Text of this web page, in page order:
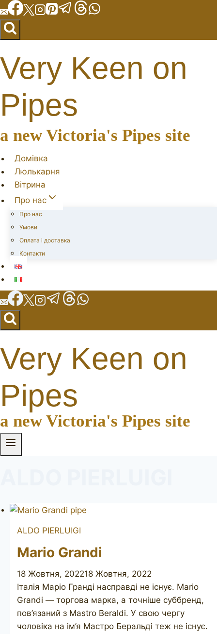
Перейти
до
вмісту
Very Keen on
Pipes
a new Victoria's Pipes site
Домівка
Люлькарня
Вітрина
Про нас
Про нас
Умови
Оплата і доставка
Контакти
Very Keen on
Pipes
a new Victoria's Pipes site
ALDO PIERLUIGI
Mario Grandi
18 Жовтня, 202218 Жовтня, 2022
Італія Маріо Гранді насправді не існує. Mario
Grandi — торгова марка, а точніше суббренд,
пов’язаний з Mastro Beraldi. У свою чергу
чоловіка на ім’я Мастро Беральді теж не існує.